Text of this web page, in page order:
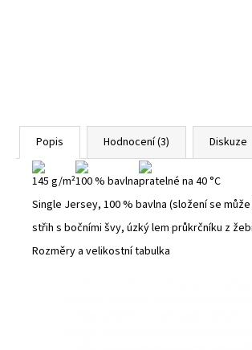
Popis Hodnocení (3) Diskuze
145 g/m²100 % bavlnapratelné na 40 °C
Single Jersey, 100 % bavlna (složení se
střih s bočními švy, úzký lem průkrčníku z
Rozměry a velikostní tabulka